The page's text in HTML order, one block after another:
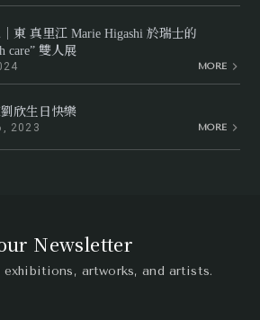
東 真里江 Marie Higashi 於瑞士的
care” 雙人展
MORE
欣生日快樂
2023 MORE
Newsletter
exhibitions, artworks, and artists.